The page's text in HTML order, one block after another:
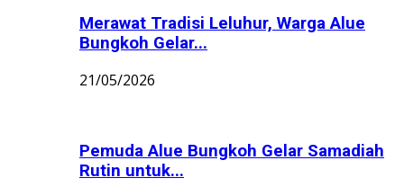
Merawat Tradisi Leluhur, Warga Alue
Bungkoh Gelar...
21/05/2026
Pemuda Alue Bungkoh Gelar Samadiah
Rutin untuk...